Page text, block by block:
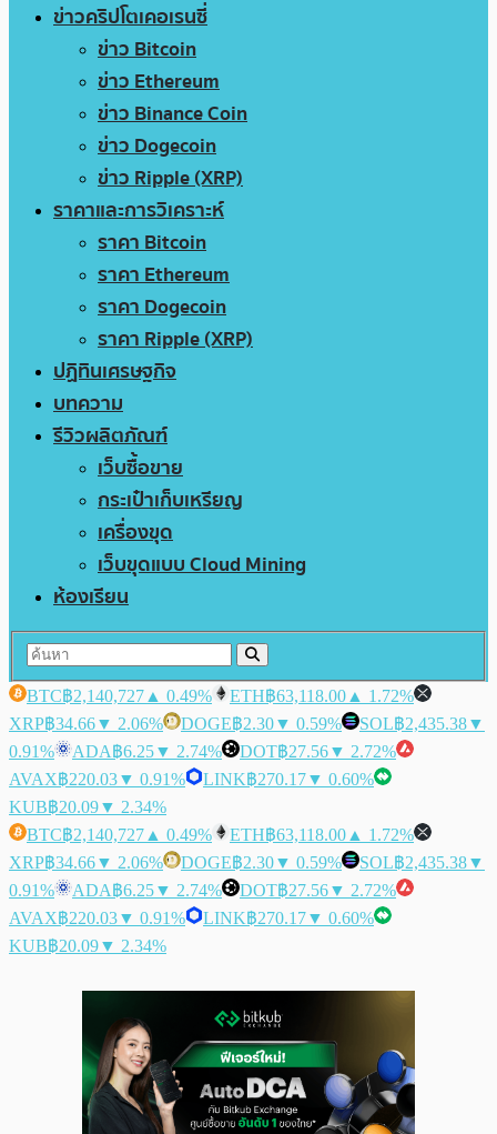
ข่าวคริปโตเคอเรนซี่
ข่าว Bitcoin
ข่าว Ethereum
ข่าว Binance Coin
ข่าว Dogecoin
ข่าว Ripple (XRP)
ราคาและการวิเคราะห์
ราคา Bitcoin
ราคา Ethereum
ราคา Dogecoin
ราคา Ripple (XRP)
ปฏิทินเศรษฐกิจ
บทความ
รีวิวผลิตภัณฑ์
เว็บซื้อขาย
กระเป๋าเก็บเหรียญ
เครื่องขุด
เว็บขุดแบบ Cloud Mining
ห้องเรียน
BTC฿2,140,727 ▲ 0.49% ETH฿63,118.00 ▲ 1.72%
XRP฿34.66▼ 2.06% DOGE฿2.30▼ 0.59% SOL฿2,435.38▼
0.91%
ADA฿6.25▼ 2.74% DOT฿27.56▼ 2.72%
AVAX฿220.03▼ 0.91% LINK฿270.17▼ 0.60%
KUB฿20.09▼ 2.34%
BTC฿2,140,727 ▲ 0.49% ETH฿63,118.00 ▲ 1.72%
XRP฿34.66▼ 2.06% DOGE฿2.30▼ 0.59% SOL฿2,435.38▼
0.91%
ADA฿6.25▼ 2.74% DOT฿27.56▼ 2.72%
AVAX฿220.03▼ 0.91% LINK฿270.17▼ 0.60%
KUB฿20.09▼ 2.34%